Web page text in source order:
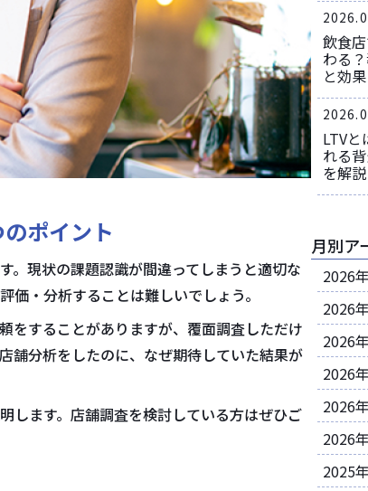
ポイント
。現状の課題認識が間違ってしまうと適切な
・分析することは難しいでしょう。
をすることがありますが、覆面調査しただけ
舗分析をしたのに、なぜ期待していた結果が
します。店舗調査を検討している方はぜひご
飲食
わる
と効果
LTV
れる
を解説
月別ア
2026
2026
2026
2026
2026
2026
2025